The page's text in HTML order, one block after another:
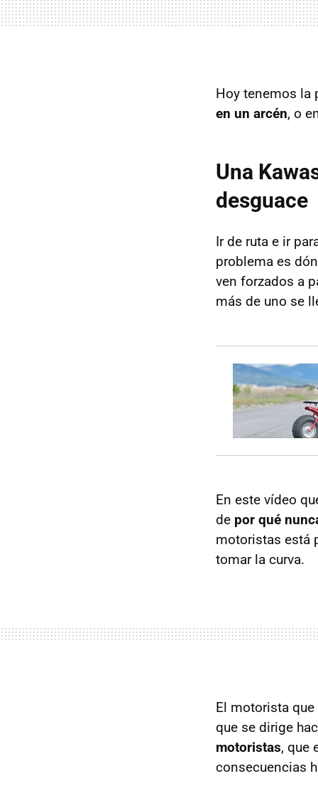
Hoy tenemos la
en un arcén, o
Una
desguace
Ir de ruta e ir
problema es
ven forzados a
más de uno se
En este vídeo
de por qué
motoristas está
tomar la curva.
El motorista
que se dirige
motoristas, que
consecuencias